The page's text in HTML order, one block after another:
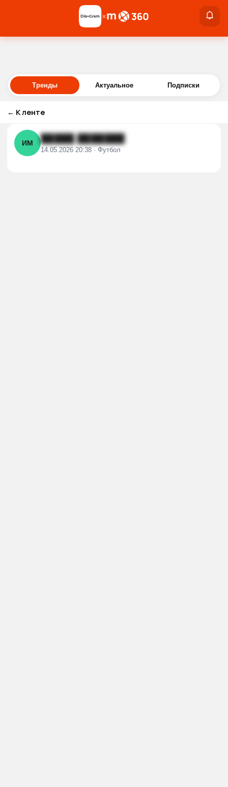
Войти
×
Тренды Актуальное Подписки
← К ленте
ИМ █████ ███████
14.05.2026 20:38 · Футбол